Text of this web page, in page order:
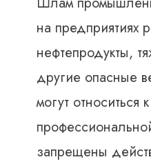
на предприятиях
нефтепродукты,
другие опасные
могут
запрещены